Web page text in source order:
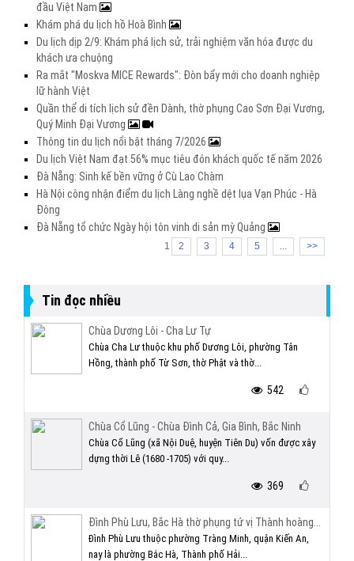
đầu Việt Nam
Khám phá du lịch hồ Hoà Bình
Du lịch dịp 2/9: Khám phá lịch sử, trải nghiệm văn hóa được du
khách ưa chuộng
Ra mắt "Moskva MICE Rewards": Đòn bẩy mới cho doanh nghiệp
lữ hành Việt
Quần thể di tích lịch sử đền Dành, thờ phụng Cao Sơn Đại Vương,
Quý Minh Đại Vương
Thông tin du lịch nổi bật tháng 7/2026
Du lịch Việt Nam đạt 56% mục tiêu đón khách quốc tế năm 2026
Đà Nẵng: Sinh kế bền vững ở Cù Lao Chàm
Hà Nội công nhận điểm du lịch Làng nghề dệt lụa Vạn Phúc - Hà
Đông
Đà Nẵng tổ chức Ngày hội tôn vinh di sản mỳ Quảng
1 2 3 4 5 ... >>
Tin đọc nhiều
Chùa Dương Lôi - Cha Lư Tự
Chùa Cha Lư thuộc khu phố Dương Lôi, phường Tân
Hồng, thành phố Từ Sơn, thờ Phật và thờ...
542
Chùa Cổ Lũng - Chùa Đình Cả, Gia Bình, Bắc Ninh
Chùa Cổ Lũng (xã Nội Duệ, huyện Tiên Du) vốn được xây
dựng thời Lê (1680 -1705) với quy...
369
Đình Phù Lưu, Bắc Hà thờ phụng tứ vị Thành hoàng...
Đình Phù Lưu thuộc phường Tràng Minh, quận Kiến An,
nay là phường Bắc Hà, Thành phố Hải...